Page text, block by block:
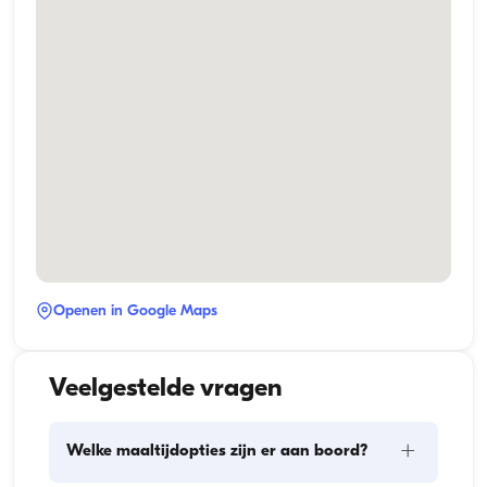
Openen in Google Maps
Veelgestelde vragen
Welke maaltijdopties zijn er aan boord? +